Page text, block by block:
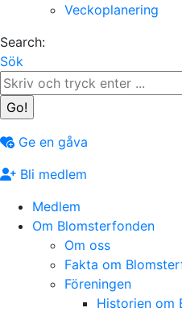
Veckoplanering
Search:
Sök
Ge en gåva
Bli medlem
Medlem
Om Blomsterfonden
Om oss
Fakta om
Föreningen
Historien om